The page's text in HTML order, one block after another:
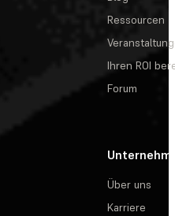
Ressourcen
Ihren ROI
Forum
Über uns
Karriere